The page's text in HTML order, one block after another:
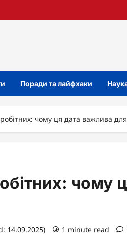
Поради та лайфхаки
чому ця дата важлива для
чому
14.09.2025) 1 minute read